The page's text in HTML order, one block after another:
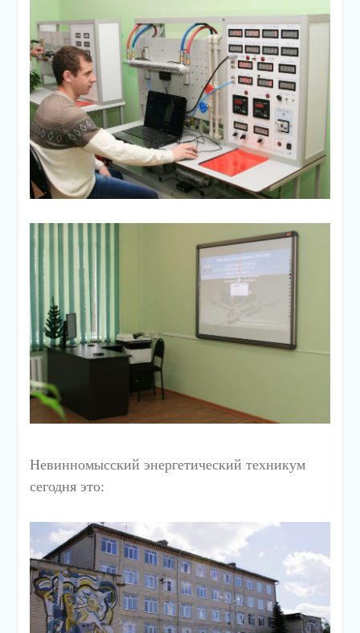
Невинномысский энергетический техникум
сегодня это: